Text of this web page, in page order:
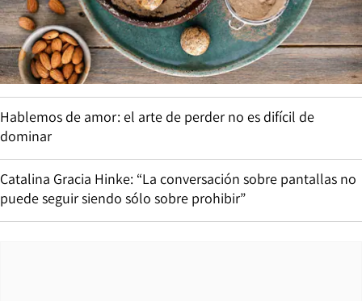
Hablemos de amor: el arte de perder no es difícil de
dominar
Catalina Gracia Hinke: “La conversación sobre pantallas no
puede seguir siendo sólo sobre prohibir”